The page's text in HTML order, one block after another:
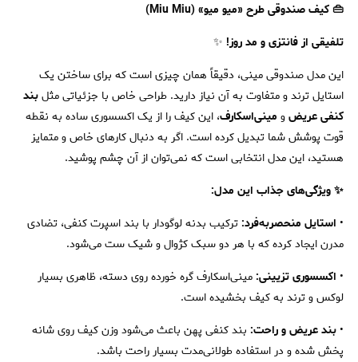
👜 کیف صندوقی طرح «میو میو» (Miu Miu)
تلفیقی از فانتزی و مد روز! ✨
این مدل صندوقی مینی، دقیقاً همان چیزی است که برای ساختن یک
استایل ترند و متفاوت به آن نیاز دارید. طراحی خاص با جزئیاتی مثلبند
کنفی عریضو مینی‌اسکارف، این کیف را از یک اکسسوری ساده به نقطه
قوت پوشش شما تبدیل کرده است. اگر به دنبال کارهای خاص و متمایز
هستید، این مدل انتخابی است که نمی‌توان از آن چشم پوشید.
✨ ویژگی‌های جذاب این مدل:
• استایل منحصربه‌فرد: ترکیب بدنه لوگودار با بند اسپرت کنفی، تضادی
مدرن ایجاد کرده که با هر دو سبک کژوال و شیک ست می‌شود.
• اکسسوری تزیینی: مینی‌اسکارف گره خورده روی دسته، ظاهری بسیار
لوکس و ترند به کیف بخشیده است.
• بند عریض و راحت: بند کنفی پهن باعث می‌شود وزن کیف روی شانه
پخش شده و در استفاده طولانی‌مدت بسیار راحت باشد.